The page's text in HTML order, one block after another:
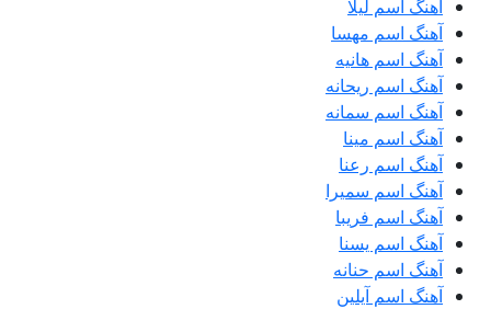
آهنگ اسم لیلا
آهنگ اسم مهسا
آهنگ اسم هانیه
آهنگ اسم ریحانه
آهنگ اسم سمانه
آهنگ اسم مینا
آهنگ اسم رعنا
آهنگ اسم سمیرا
آهنگ اسم فریبا
آهنگ اسم یسنا
آهنگ اسم حنانه
آهنگ اسم آیلین